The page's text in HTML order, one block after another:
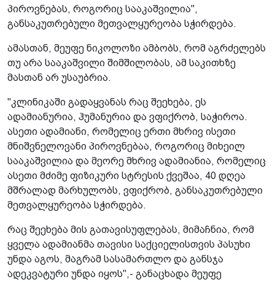
პიროვნებას, როგორიც სააკაშვილია",
განსაკუთრებული მეთვალყურეობა სჭირდება.
ამასთან, მეუფე ნიკოლოზი ამბობს, რომ აგრძელებს
თუ არა სააკაშვილი შიმშილობას, ამ საკითხზე
მასთან არ უსაუბრია.
"კლინიკაში გადაყვანას რაც შეეხება, ეს
ადამიანურია, ჰუმანურია და ვფიქრობ, საჭიროა.
ასეთი ადამიანი, რომელიც ერთი მხრივ ისეთი
მნიშვნელოვანი პიროვნებაა, როგორიც მიხეილ
სააკაშვილია და მეორე მხრივ ადამიანია, რომელიც
ასეთი მძიმე ფიზიკური სტრესის ქვეშაა, 40 დღეა
მშრალად მარხულობს, ვფიქრობ, განსაკუთრებული
მეთვალყურეობა სჭირდება.
რაც შეეხება მის გათავისუფლებას, მიმაჩნია, რომ
ყველა ადამიანმა თავისი საქციელისთვის პასუხი
უნდა აგოს, მაგრამ სასამართლო და განსჯა
ადეკვატური უნდა იყოს",- განაცხადა მეუფე